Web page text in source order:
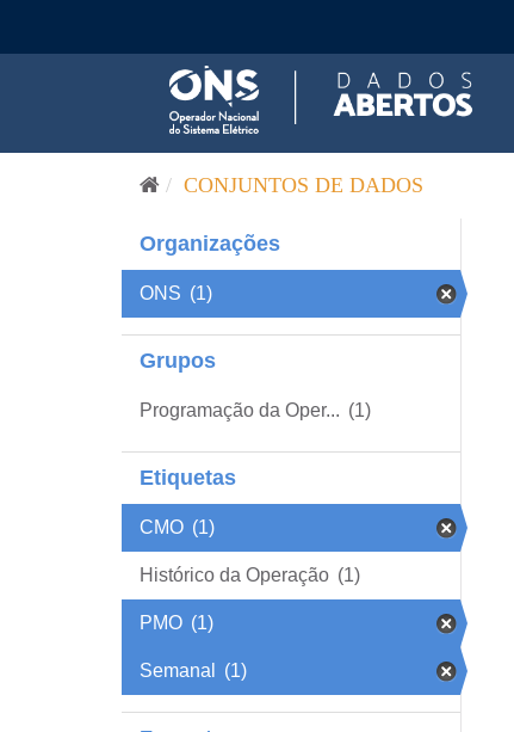
CONJUNTOS DE DADOS
Organizações
ONS (1)
Grupos
Programação da Oper... (1)
Etiquetas
CMO (1)
Histórico da Operação (1)
PMO (1)
Semanal (1)